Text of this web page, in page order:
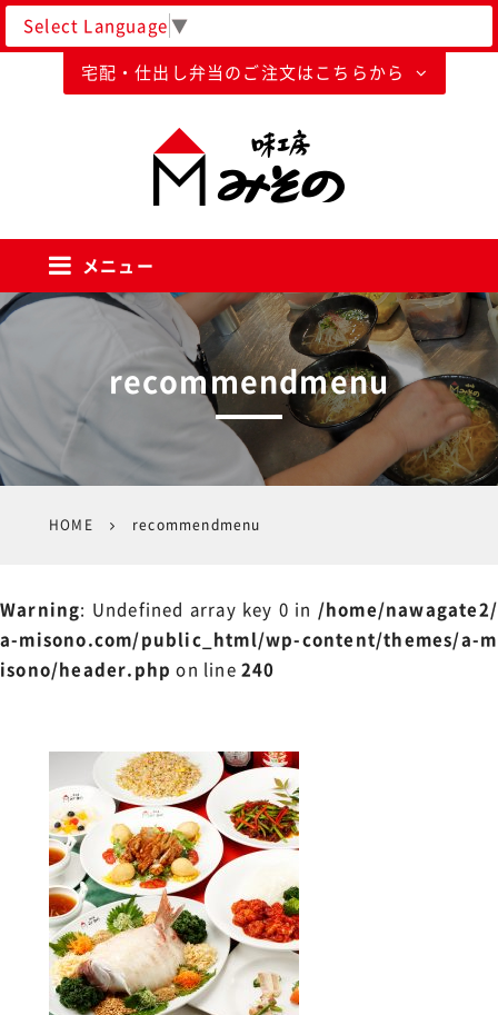
Select Language▼
宅配・仕出し弁当のご注文はこちらから
メニュー
recommendmenu
HOME recommendmenu
Warning: Undefined array key 0 in /home/nawagate2/
a-misono.com/public_html/wp-content/themes/a-m
isono/header.php on line240